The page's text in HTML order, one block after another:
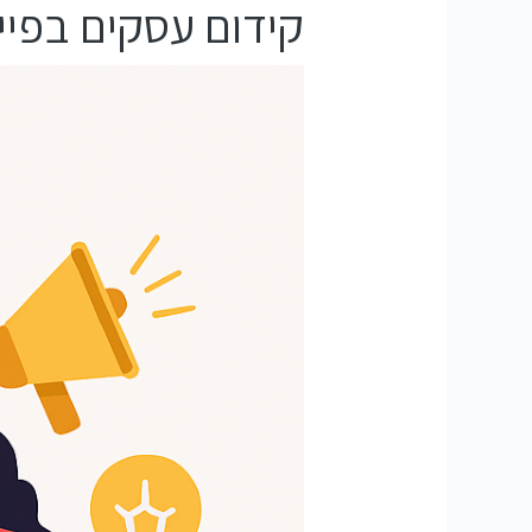
קידום עסקים